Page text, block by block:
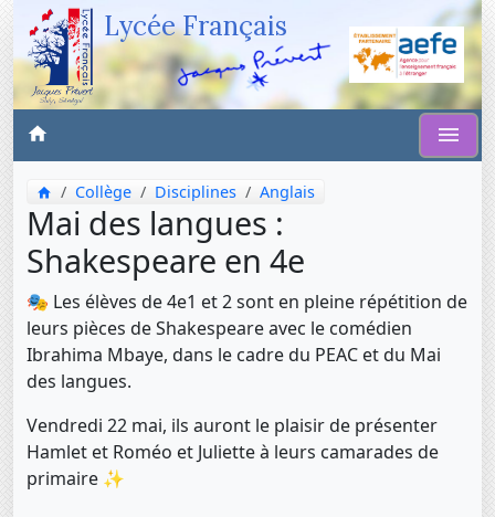
Lycée Français
Collège Disciplines Anglais
Mai des langues :
Shakespeare en 4e
🎭 Les élèves de 4e1 et 2 sont en pleine répétition de
leurs pièces de Shakespeare avec le comédien
Ibrahima Mbaye, dans le cadre du PEAC et du Mai
des langues.
Vendredi 22 mai, ils auront le plaisir de présenter
Hamlet et Roméo et Juliette à leurs camarades de
primaire ✨